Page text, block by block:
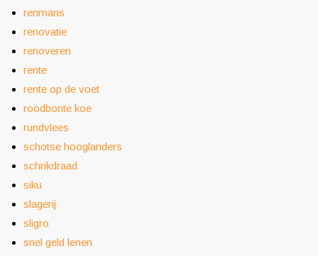
renmans
renovatie
renoveren
rente
rente op de voet
roodbonte koe
rundvlees
schotse hooglanders
schrikdraad
siku
slagerij
sligro
snel geld lenen